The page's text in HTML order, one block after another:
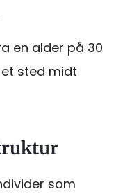
en alder på 30
sted midt
som